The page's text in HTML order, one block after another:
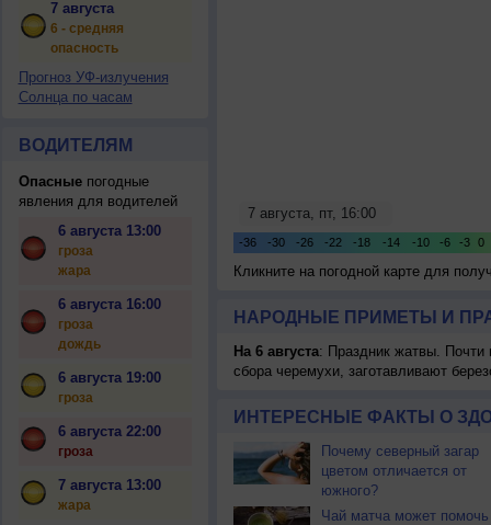
7 августа
6 - средняя
опасность
Прогноз УФ-излучения
Солнца по часам
ВОДИТЕЛЯМ
Опасныепогодные
явления для водителей
6 августа 13:00
гроза
жара
6 августа 16:00
гроза
дождь
6 августа 19:00
гроза
6 августа 22:00
гроза
7 августа 13:00
жара
Кликните на погодной карте для
НАРОДНЫЕ ПРИМЕТЫ И
На 6 августа: Праздник жатвы. Почти
сбора черемухи, заготавливают
ИНТЕРЕСНЫЕ ФАКТЫ О
Почему северный загар
цветом отличается от
южного?
Чай матча может помочь